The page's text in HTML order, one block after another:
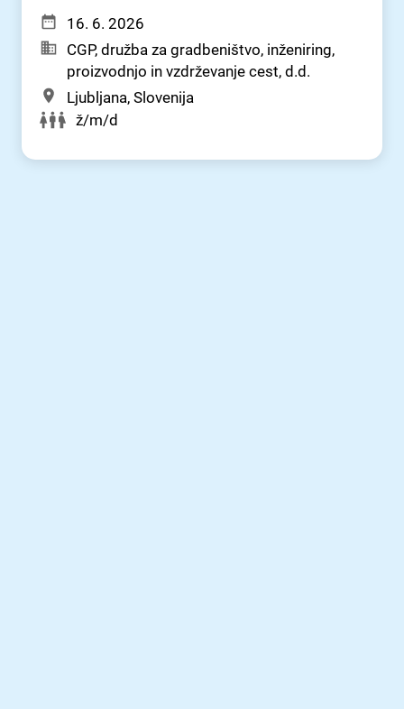
16. 6. 2026
CGP, družba za gradbeništvo, inženiring,
proizvodnjo in vzdrževanje cest, d.d.
Ljubljana, Slovenija
ž/m/d